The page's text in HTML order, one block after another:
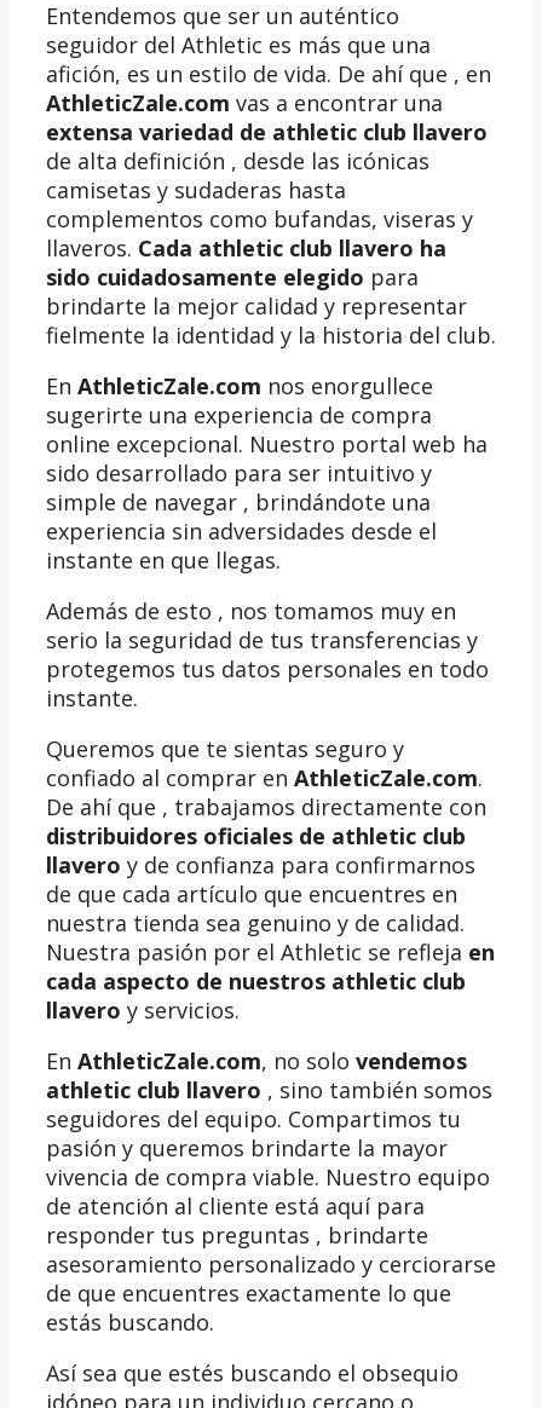
Entendemos que ser un auténtico
seguidor del Athletic es más que una
afición, es un estilo de vida. De ahí que , en
AthleticZale.com vas a encontrar una
extensa variedad de athletic club llavero
de alta definición , desde las icónicas
camisetas y sudaderas hasta
complementos como bufandas, viseras y
llaveros. Cada athletic club llavero ha
sido cuidadosamente elegido para
brindarte la mejor calidad y representar
fielmente la identidad y la historia del club.
En AthleticZale.com nos enorgullece
sugerirte una experiencia de compra
online excepcional. Nuestro portal web ha
sido desarrollado para ser intuitivo y
simple de navegar , brindándote una
experiencia sin adversidades desde el
instante en que llegas.
Además de esto , nos tomamos muy en
serio la seguridad de tus transferencias y
protegemos tus datos personales en todo
instante.
Queremos que te sientas seguro y
confiado al comprar en AthleticZale.com.
De ahí que , trabajamos directamente con
distribuidores oficiales de athletic club
llavero y de confianza para confirmarnos
de que cada artículo que encuentres en
nuestra tienda sea genuino y de calidad.
Nuestra pasión por el Athletic se refleja en
cada aspecto de nuestros athletic club
llavero y servicios.
En AthleticZale.com, no solo vendemos
athletic club llavero , sino también somos
seguidores del equipo. Compartimos tu
pasión y queremos brindarte la mayor
vivencia de compra viable. Nuestro equipo
de atención al cliente está aquí para
responder tus preguntas , brindarte
asesoramiento personalizado y cerciorarse
de que encuentres exactamente lo que
estás buscando.
Así sea que estés buscando el obsequio